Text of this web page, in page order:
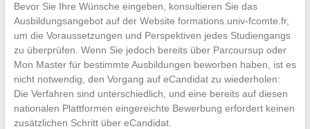
Bevor Sie Ihre Wünsche eingeben, konsultieren Sie das
Ausbildungsangebot auf der Website formations.univ-fcomte.fr,
um die Voraussetzungen und Perspektiven jedes Studiengangs
zu überprüfen. Wenn Sie jedoch bereits über Parcoursup oder
Mon Master für bestimmte Ausbildungen beworben haben, ist es
nicht notwendig, den Vorgang auf eCandidat zu wiederholen:
Die Verfahren sind unterschiedlich, und eine bereits auf diesen
nationalen Plattformen eingereichte Bewerbung erfordert keinen
zusätzlichen Schritt über eCandidat.